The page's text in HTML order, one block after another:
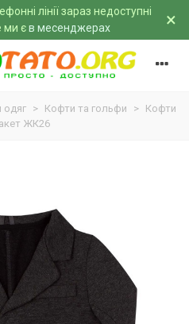
лінії зараз недоступні
ми єв месенджерах ×
одяг > Кофти та гольфи > Кофти
ЖК26